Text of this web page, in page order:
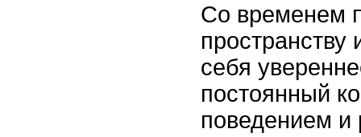
Со временем
пространству
себя
постоянный
поведением и